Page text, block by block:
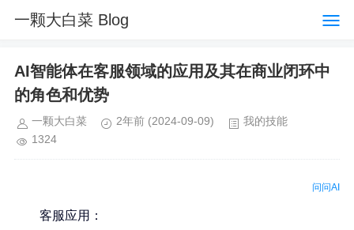
一颗大白菜 Blog
AI智能体在客服领域的应用及其在商业闭环中
的角色和优势
一颗大白菜 2年前 (2024-09-09)
我的技能
1324
问问AI
客服应用：